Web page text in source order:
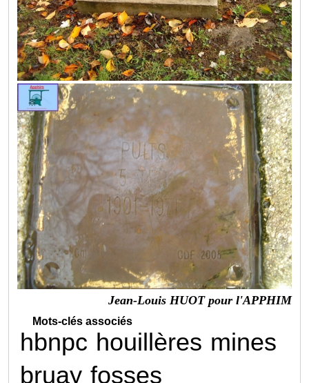
Jean-Louis HUOT pour l'APPHIM
Mots-clés associés
hbnpc houillères mines
bruay fosses